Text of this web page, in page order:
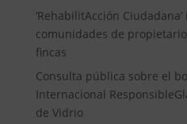
‘RehabilitAcción
comunidades de
fincas
Consulta pública sobre el
Internacional
de Vidrio